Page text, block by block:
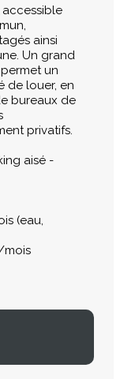
accessible
ainsi
Un grand
un
de louer, en
bureaux de
privatifs.
aisé -
(eau,
mois